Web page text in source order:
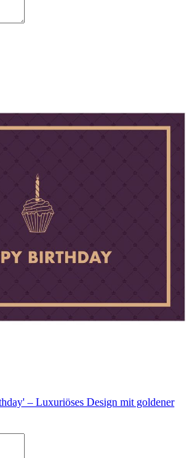
– Luxuriöses Design mit goldener